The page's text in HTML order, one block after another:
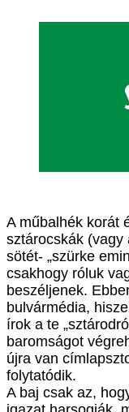
A műbalhék korát
sztárocskák (vagy
sötét- „szürke
csakhogy róluk
beszéljenek.
bulvármédia,
írok a te
baromságot
újra van
folytatódik.
A baj csak az,